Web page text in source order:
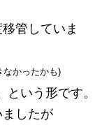
管していま
なかったかも)
いう形です。
したが